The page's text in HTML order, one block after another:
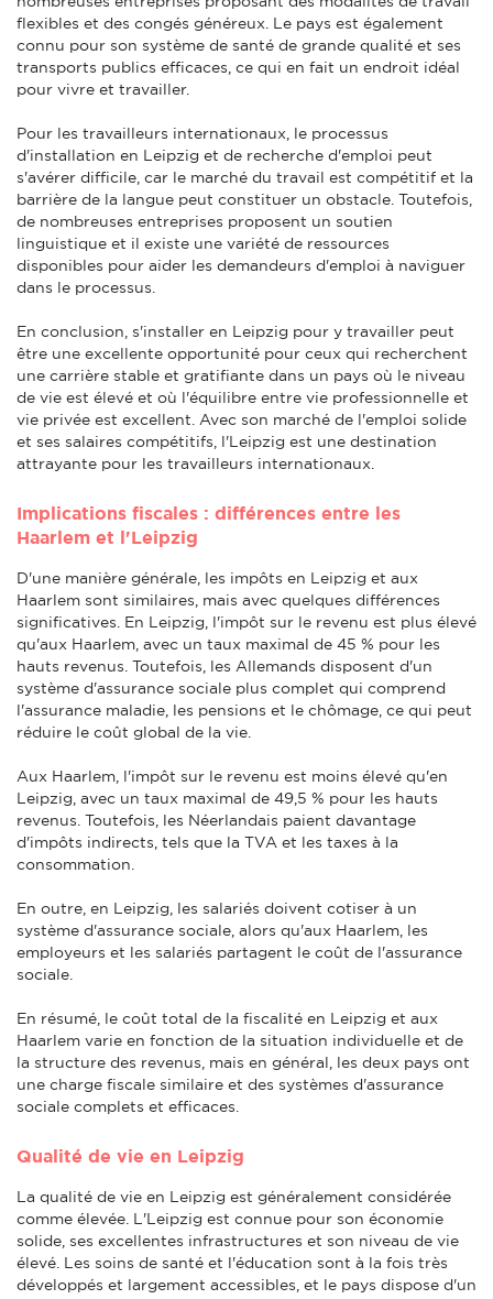
flexibles et des congés généreux. Le pays est également
connu pour son système de santé de grande qualité et ses
transports publics efficaces, ce qui en fait un endroit idéal
pour vivre et travailler.
Pour les travailleurs internationaux, le processus
d'installation en Leipzig et de recherche d'emploi peut
s'avérer difficile, car le marché du travail est compétitif et la
barrière de la langue peut constituer un obstacle. Toutefois,
de nombreuses entreprises proposent un soutien
linguistique et il existe une variété de ressources
disponibles pour aider les demandeurs d'emploi à naviguer
dans le processus.
En conclusion, s'installer en Leipzig pour y travailler peut
être une excellente opportunité pour ceux qui recherchent
une carrière stable et gratifiante dans un pays où le niveau
de vie est élevé et où l'équilibre entre vie professionnelle et
vie privée est excellent. Avec son marché de l'emploi solide
et ses salaires compétitifs, l'Leipzig est une destination
attrayante pour les travailleurs internationaux.
Implications fiscales : différences entre les
Haarlem et l'Leipzig
D'une manière générale, les impôts en Leipzig et aux
Haarlem sont similaires, mais avec quelques différences
significatives. En Leipzig, l'impôt sur le revenu est plus élevé
qu'aux Haarlem, avec un taux maximal de 45 % pour les
hauts revenus. Toutefois, les Allemands disposent d'un
système d'assurance sociale plus complet qui comprend
l'assurance maladie, les pensions et le chômage, ce qui peut
réduire le coût global de la vie.
Aux Haarlem, l'impôt sur le revenu est moins élevé qu'en
Leipzig, avec un taux maximal de 49,5 % pour les hauts
revenus. Toutefois, les Néerlandais paient davantage
d'impôts indirects, tels que la TVA et les taxes à la
consommation.
En outre, en Leipzig, les salariés doivent cotiser à un
système d'assurance sociale, alors qu'aux Haarlem, les
employeurs et les salariés partagent le coût de l'assurance
sociale.
En résumé, le coût total de la fiscalité en Leipzig et aux
Haarlem varie en fonction de la situation individuelle et de
la structure des revenus, mais en général, les deux pays ont
une charge fiscale similaire et des systèmes d'assurance
sociale complets et efficaces.
Qualité de vie en Leipzig
La qualité de vie en Leipzig est généralement considérée
comme élevée. L'Leipzig est connue pour son économie
solide, ses excellentes infrastructures et son niveau de vie
élevé. Les soins de santé et l'éducation sont à la fois très
développés et largement accessibles, et le pays dispose d'un